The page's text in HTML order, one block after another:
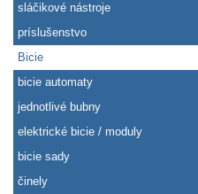
sláčikové nástroje
príslušenstvo
Bicie
bicie automaty
jednotlivé bubny
elektrické bicie / moduly
bicie sady
činely